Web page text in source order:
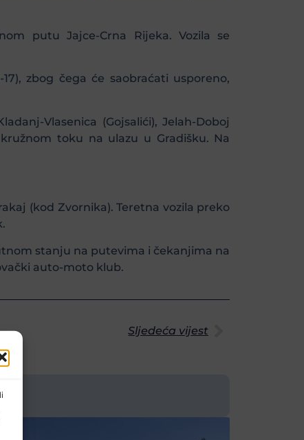
putu Jajce-Crna Rijeka. Vozila se
zbog čega će saobraćati usporeno,
Vlasenica (Gojsalići), Jelah-Doboj
kružnom toku na ulazu u Gradišku. Na
(kod Zvornika). Teretna vozila preko
stanju na putevima i čekanjima na
auto-moto klub.
Sljedeća vijest